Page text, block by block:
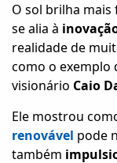
O sol brilha
se alia à
realidade de
como o exemplo
visionário Caio
Ele mostrou
renovável pode
também